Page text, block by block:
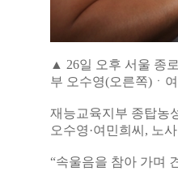
▲ 26일 오후 서울 종
부 오수영(오른쪽)ㆍ
재능교육지부 종탑농
오수영·여민희씨, 노
“속울음을 참아 가며